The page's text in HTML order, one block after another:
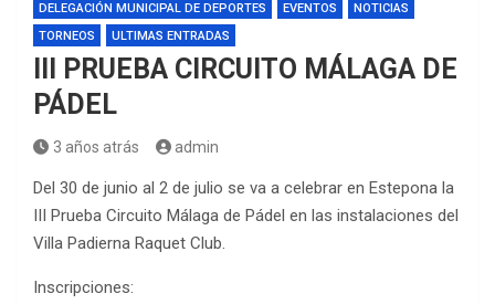
DELEGACIÓN MUNICIPAL DE DEPORTES EVENTOS
NOTICIAS
TORNEOS
ULTIMAS ENTRADAS
III PRUEBA CIRCUITO MÁLAGA DE
PÁDEL
3 años atrás admin
Del 30 de junio al 2 de julio se va a celebrar en Estepona la
III Prueba Circuito Málaga de Pádel en las instalaciones del
Villa Padierna Raquet Club.
Inscripciones: